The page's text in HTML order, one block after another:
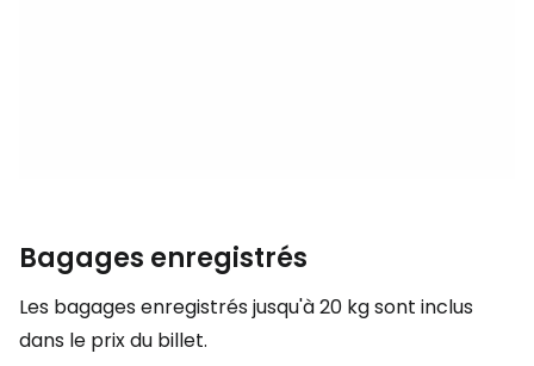
Bagages enregistrés
Les bagages enregistrés jusqu'à 20 kg sont inclus
dans le prix du billet.